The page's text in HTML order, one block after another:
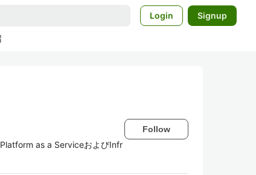
Login Signup
as a ServiceおよびInfr
Follow